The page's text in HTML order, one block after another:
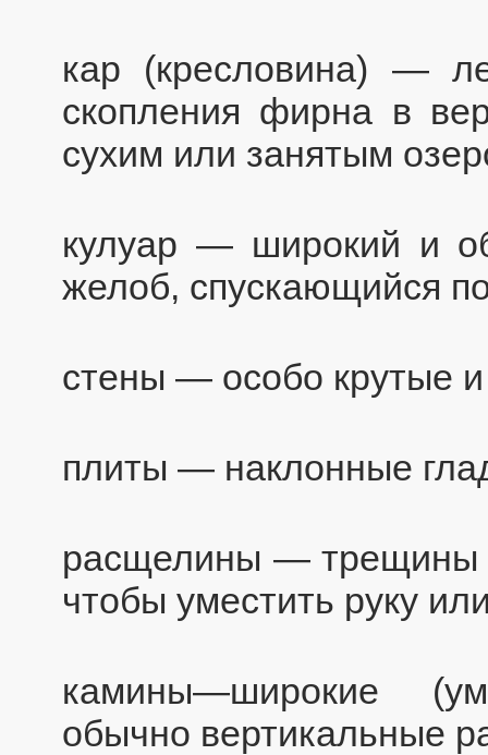
кар (кресловина) —
скопления фирна в
сухим или занятым
кулуар — широкий и
желоб, спускающийся
стены — особо крутые
плиты — наклонные
расщелины — трещины
чтобы уместить руку
камины—широкие
обычно вертикальные